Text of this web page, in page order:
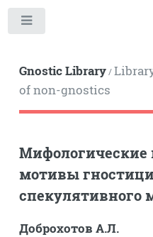
Gnostic Library/
of non-gnostics
Мифологические
мотивы
спекулятивного
Доброхотов А.Л.